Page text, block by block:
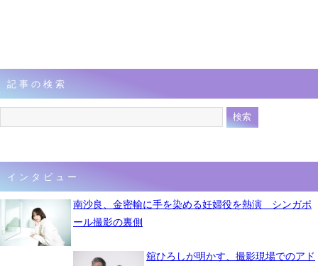
記事の検索
インタビュー
南沙良、金密輸に手を染める妊婦役を熱演 シンガポ
ール撮影の裏側
舘ひろしが明かす、撮影現場でのアド